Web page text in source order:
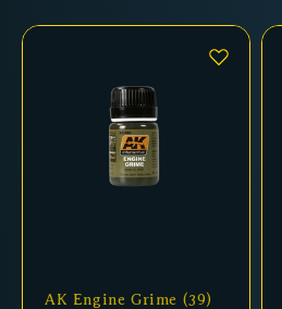
AK Engine Grime (39)